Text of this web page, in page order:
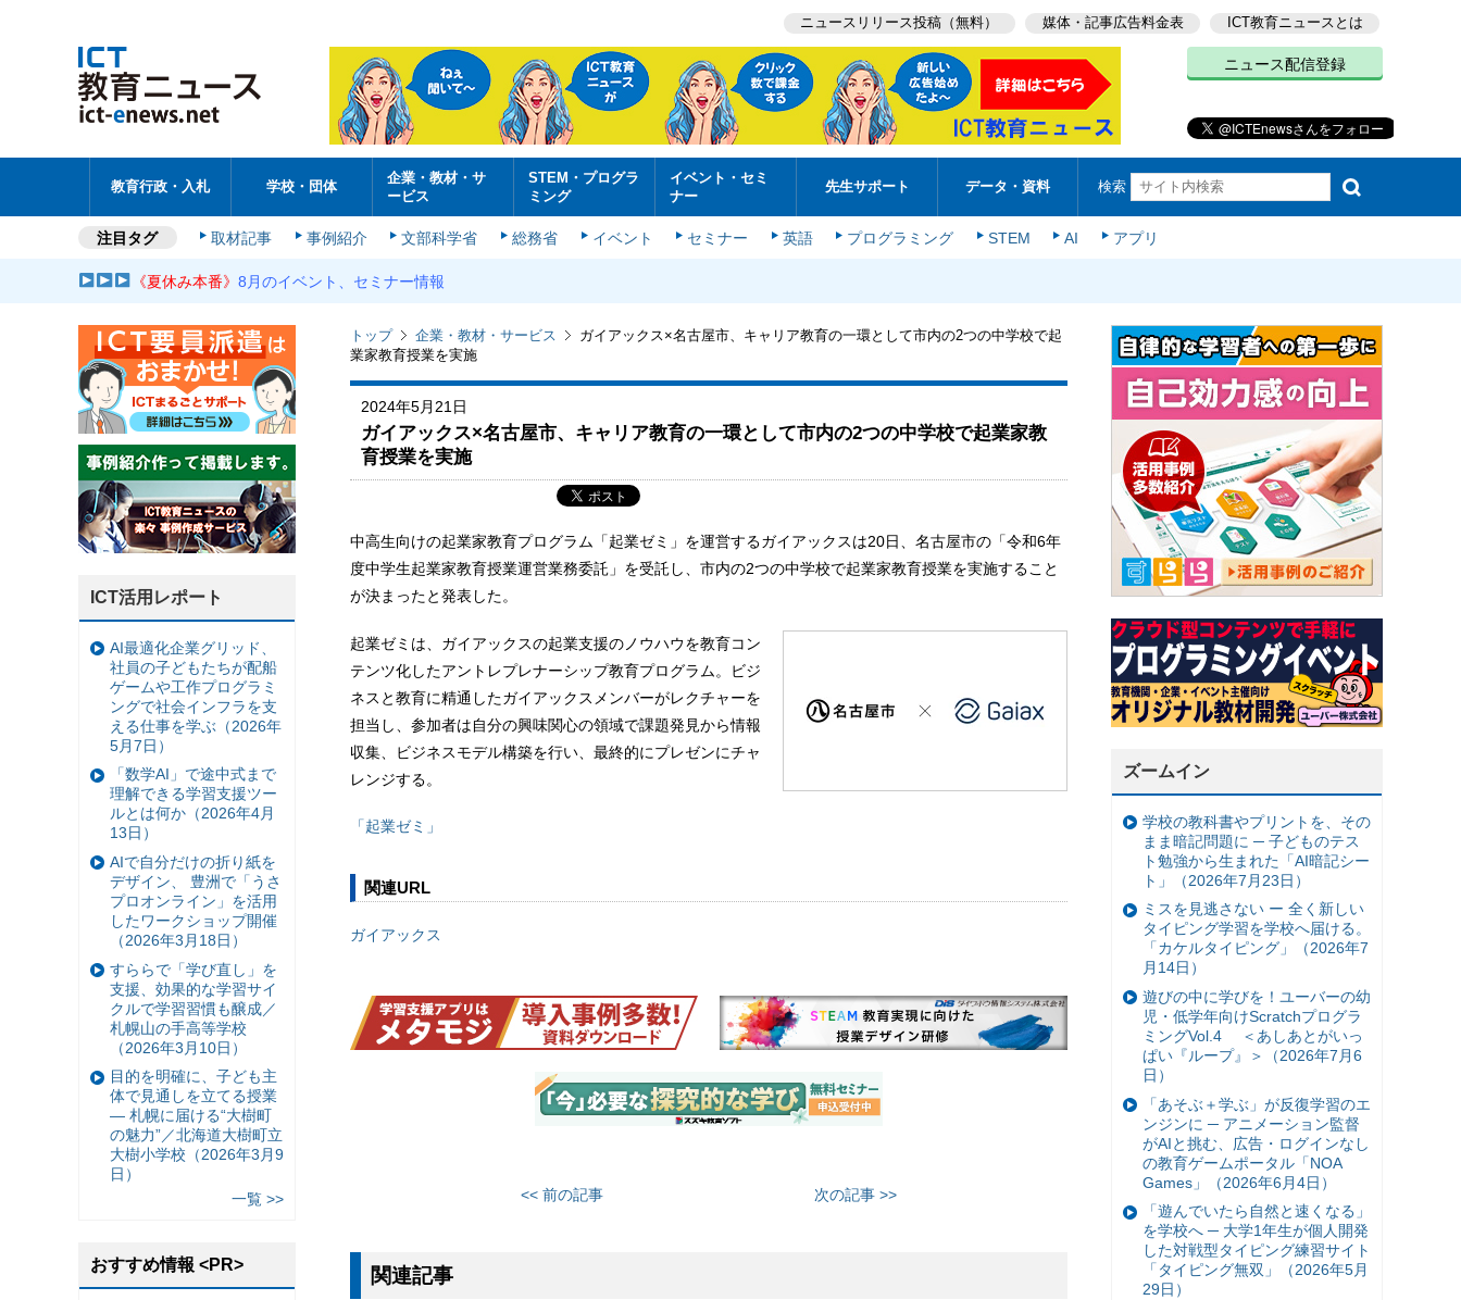
ニュースリリース投稿（無料） 媒体・記事広告料金表 ICT教育ニュースとは
ニュース配信登録
教育行政・入札 学校・団体
企業・教材・サ
ービス
STEM・プログラ
ミング
イベント・セミ
ナー
先生サポート データ・資料 検索
注目タグ 取材記事 事例紹介 文部科学省 総務省 イベント セミナー 英語 プログラミング STEM AI アプリ
《夏休み本番》8月のイベント、セミナー情報
トップ 企業・教材・サービス
ガイアックス×名古屋市、キャリア教育の一環として市内の2つの中学校で起
業家教育授業を実施
2024年5月21日
ガイアックス×名古屋市、キャリア教育の一環として市内の2つの中学校で起業家教
育授業を実施
中高生向けの起業家教育プログラム「起業ゼミ」を運営するガイアックスは20日、名古屋市の「令和6年
度中学生起業家教育授業運営業務委託」を受託し、市内の2つの中学校で起業家教育授業を実施すること
が決まったと発表した。
起業ゼミは、ガイアックスの起業支援のノウハウを教育コン
テンツ化したアントレプレナーシップ教育プログラム。ビジ
ネスと教育に精通したガイアックスメンバーがレクチャーを
担当し、参加者は自分の興味関心の領域で課題発見から情報
収集、ビジネスモデル構築を行い、最終的にプレゼンにチャ
レンジする。
「起業ゼミ」
関連URL
ガイアックス
<< 前の記事 次の記事 >>
関連記事
ズームイン
学校の教科書やプリントを、その
まま暗記問題に ─ 子どものテス
ト勉強から生まれた「AI暗記シー
ト」（2026年7月23日）
ミスを見逃さない ー 全く新しい
タイピング学習を学校へ届ける。
「カケルタイピング」（2026年7
月14日）
遊びの中に学びを！ユーバーの幼
児・低学年向けScratchプログラ
ミングVol.4 ＜あしあとがいっ
ぱい『ループ』＞（2026年7月6
日）
「あそぶ＋学ぶ」が反復学習のエ
ンジンに ─ アニメーション監督
がAIと挑む、広告・ログインなし
の教育ゲームポータル「NOA
Games」（2026年6月4日）
「遊んでいたら自然と速くなる」
を学校へ ─ 大学1年生が個人開発
した対戦型タイピング練習サイト
「タイピング無双」（2026年5月
29日）
ICT活用レポート
AI最適化企業グリッド、
社員の子どもたちが配船
ゲームや工作プログラミ
ングで社会インフラを支
える仕事を学ぶ（2026年
5月7日）
「数学AI」で途中式まで
理解できる学習支援ツー
ルとは何か（2026年4月
13日）
AIで自分だけの折り紙を
デザイン、 豊洲で「うさ
プロオンライン」を活用
したワークショップ開催
（2026年3月18日）
すららで「学び直し」を
支援、効果的な学習サイ
クルで学習習慣も醸成／
札幌山の手高等学校
（2026年3月10日）
目的を明確に、子ども主
体で見通しを立てる授業
— 札幌に届ける“大樹町
の魅力”／北海道大樹町立
大樹小学校（2026年3月9
日）
一覧 >>
おすすめ情報 <PR>